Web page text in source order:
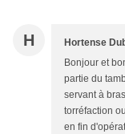
H Hortense
Bonjour et
partie du
servant à
torréfaction
en fin